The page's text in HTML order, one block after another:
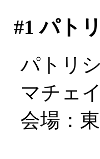
#1 パト
パトリ
マチェ
会場：